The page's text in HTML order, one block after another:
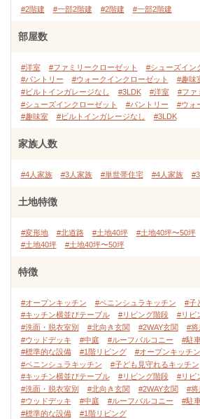
#2階建 #一部2階建 #2階建 #一部2階建
部屋数
#洋室 #ファミリークローゼット
#シューズイン
#パントリー
#ウォークインクローゼット
#趣味
#ビルトインガレージなし
#3LDK #洋室
#ファ
#シューズインクローゼット
#パントリー
#ウォ
#趣味室
#ビルトインガレージなし #3LDK
家族人数
#4人家族 #3人家族 #単世帯住宅 #4人家族
土地特徴
#変形地 #北道路 #土地40坪 #土地40坪〜50坪
#土地40坪
#土地40坪〜50坪
特徴
#オープンキッチン #ペニンシュラキッチン
#子
#キッチン横並びテーブル
#リビング階段 #リビ
#洗面・脱衣室別
#北向き玄関 #2WAY玄関 #将
#ウッドデッキ
#中庭 #ルーフバルコニー
#駐
#標準的な設備
#1階リビング
#オープンキッチン
#ペニンシュラキッチン
#子ども見守れるキッチン
#キッチン横並びテーブル
#リビング階段 #リビ
#洗面・脱衣室別
#北向き玄関 #2WAY玄関 #将
#ウッドデッキ
#中庭 #ルーフバルコニー
#駐
#標準的な設備
#1階リビング